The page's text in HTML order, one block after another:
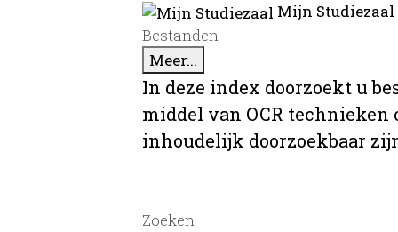
Mijn
Bestanden
Meer...
In deze index doorzoekt u
middel van OCR
inhoudelijk doorzoekbaar
Zoeken